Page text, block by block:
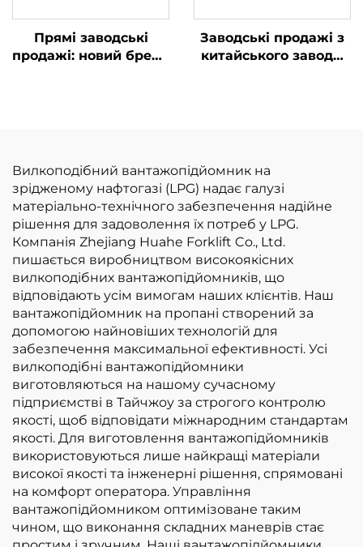
Прямі заводські
продажі: новий бренд
2,5 т із двигуном
NISSAN K21
Заводські продажі з
китайського заводу:
вантажопідйомністю
3 т за конкурентною
ціною
Вилкоподібний вантажопідйомник на
зрідженому нафтогазі (LPG) надає галузі
матеріально-технічного забезпечення надійне
рішення для задоволення їх потреб у LPG.
Компанія Zhejiang Huahe Forklift Co., Ltd.
пишається виробництвом високоякісних
вилкоподібних вантажопідйомників, що
відповідають усім вимогам наших клієнтів. Наш
вантажопідйомник на пропані створений за
допомогою найновіших технологій для
забезпечення максимальної ефективності. Усі
вилкоподібні вантажопідйомники
виготовляються на нашому сучасному
підприємстві в Тайчжоу за строгого контролю
якості, щоб відповідати міжнародним стандартам
якості. Для виготовлення вантажопідйомників
використовуються лише найкращі матеріали
високої якості та інженерні рішення, спрямовані
на комфорт оператора. Управління
вантажопідйомником оптимізоване таким
чином, що виконання складних маневрів стає